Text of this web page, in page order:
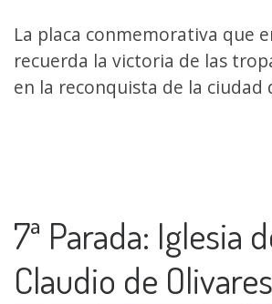
La placa conmemorativa que
recuerda la victoria de las
en la reconquista de la ciudad
7ª Parada: Iglesia
Claudio de Olivares